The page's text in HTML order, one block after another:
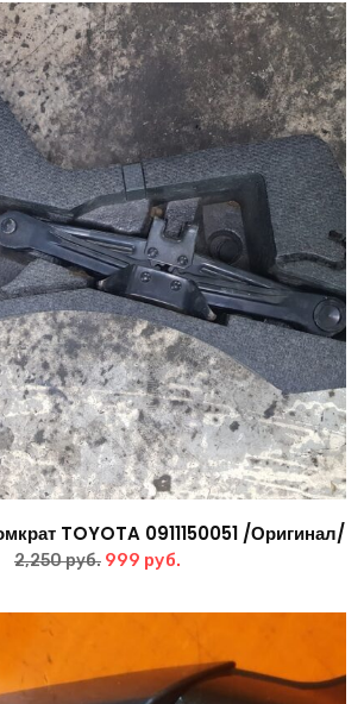
составляла
4,999 руб..
3,000 руб..
TOYOTA 0911150051 /Оригинал/
2,250руб. Первоначальная
999 руб.